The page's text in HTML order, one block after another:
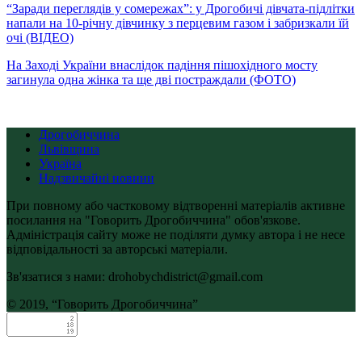
“Заради переглядів у сомережах”: у Дрогобичі дівчата-підлітки
напали на 10-річну дівчинку з перцевим газом і забризкали їй
очі (ВІДЕО)
На Заході України внаслідок падіння пішохідного мосту
загинула одна жінка та ще дві постраждали (ФОТО)
Дрогобиччина
Львівщина
Україна
Надзвичайні новини
При повному або частковому відтворенні матеріалів активне
посилання на "Говорить Дрогобиччина" обов'язкове.
Адміністрація сайту може не поділяти думку автора і не несе
відповідальності за авторські матеріали.
Зв'язатися з нами: drohobychdistrict@gmail.com
© 2019, “Говорить Дрогобиччина”